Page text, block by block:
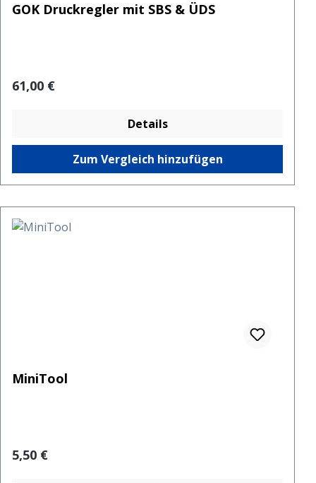
GOK Druckregler mit SBS & ÜDS
Regulärer Preis:
61,00 €
Details
Zum Vergleich hinzufügen
MiniTool
Regulärer Preis:
5,50 €